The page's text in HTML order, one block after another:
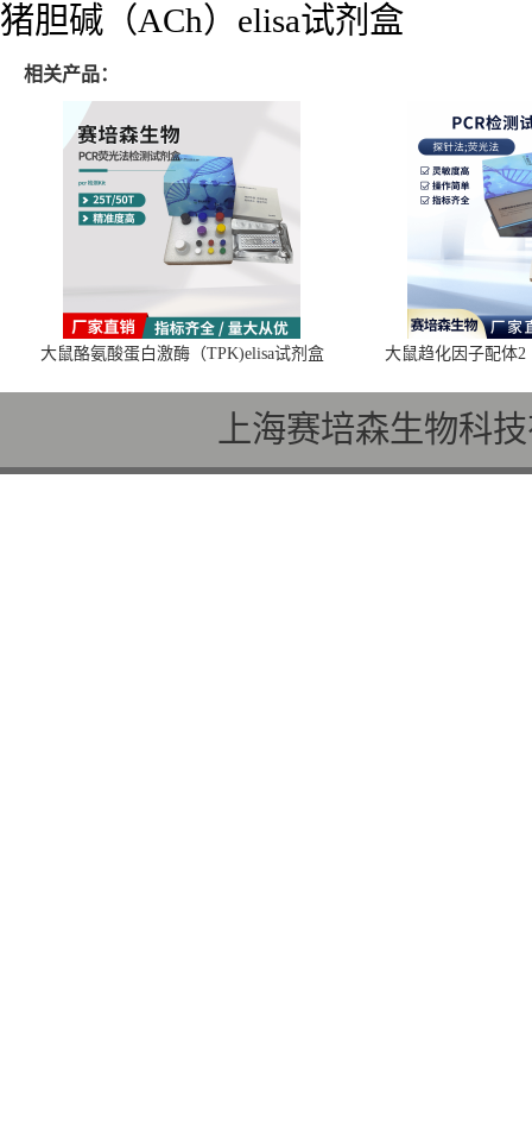
猪胆碱（ACh）elisa试剂盒
相关产品：
大鼠酪氨酸蛋白激酶（TPK)elisa试剂盒 大鼠趋化因子配体2
上海赛培森生物科